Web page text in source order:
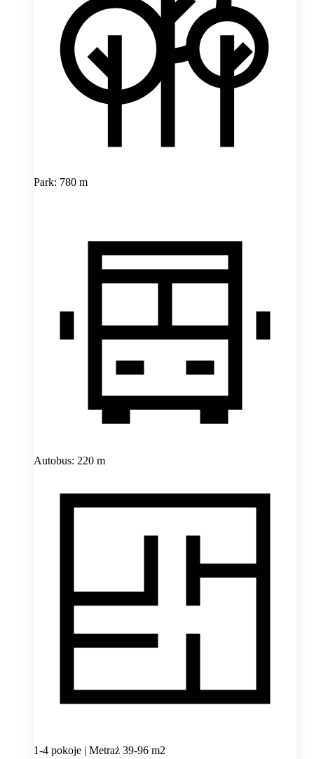
Park: 780 m
Autobus: 220 m
1-4 pokoje | Metraż 39-96 m2